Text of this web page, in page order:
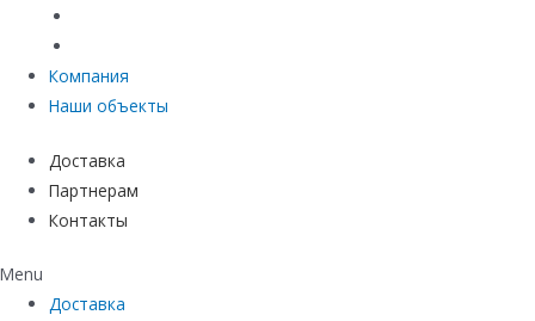
Компания
Наши объекты
Доставка
Партнерам
Контакты
Menu
Доставка